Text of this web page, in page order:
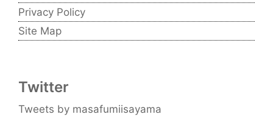
Privacy Policy
Site Map
Twitter
Tweets by masafumiisayama